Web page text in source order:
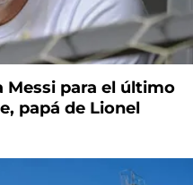
Messi para el último
papá de Lionel